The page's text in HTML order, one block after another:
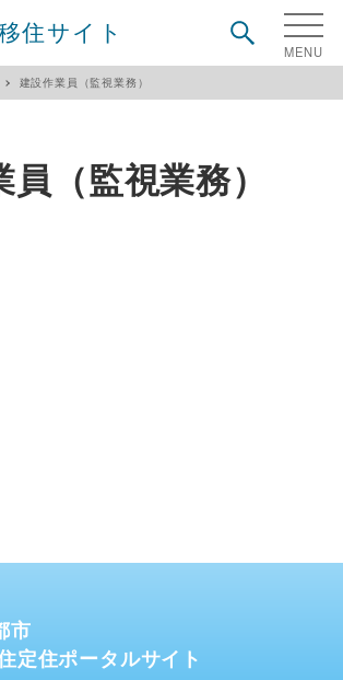
住サイト
建設作業員（監視業務）
（監視業務）
市
定住ポータルサイト